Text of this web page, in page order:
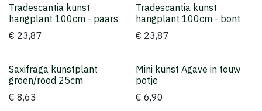
Tradescantia kunst
hangplant 100cm - paars
€ 23,87
Tradescantia kunst
hangplant 100cm - bont
€ 23,87
Saxifraga kunstplant
groen/rood 25cm
€ 8,63
Mini kunst Agave in touw
potje
€ 6,90